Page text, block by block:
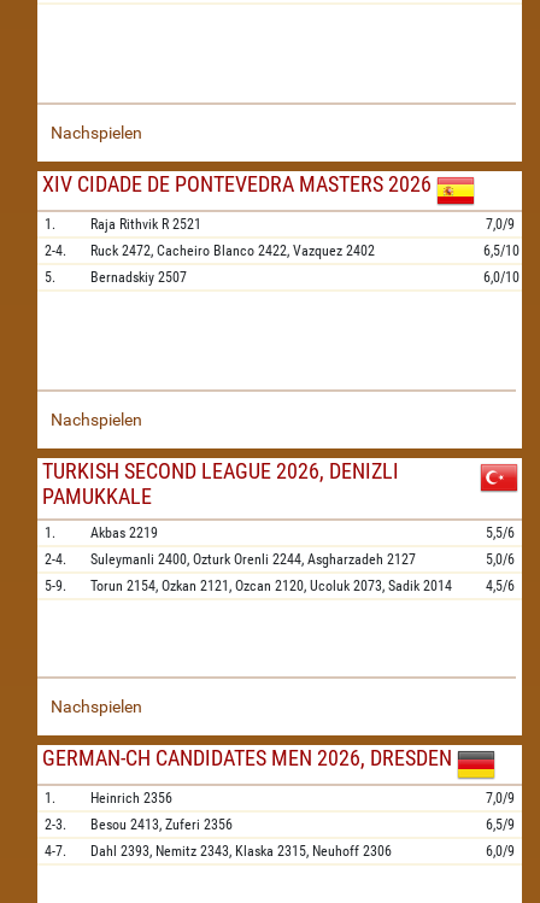
Nachspielen
XIV CIDADE DE PONTEVEDRA MASTERS 2026
1. Raja Rithvik R 2521
7,0/9
2-4.
Ruck 2472, Cacheiro Blanco 2422, Vazquez 2402
6,5/10
5.
Bernadskiy 2507 6,0/10
Nachspielen
TURKISH SECOND LEAGUE 2026, DENIZLI
PAMUKKALE
1. Akbas 2219
5,5/6
2-4.
Suleymanli 2400, Ozturk Orenli 2244, Asgharzadeh 2127
5,0/6
5-9.
Torun 2154, Ozkan 2121, Ozcan 2120, Ucoluk 2073, Sadik 2014 4,5/6
Nachspielen
GERMAN-CH CANDIDATES MEN 2026, DRESDEN
1. Heinrich 2356
7,0/9
2-3.
Besou 2413, Zuferi 2356
6,5/9
4-7.
Dahl 2393, Nemitz 2343, Klaska 2315, Neuhoff 2306 6,0/9